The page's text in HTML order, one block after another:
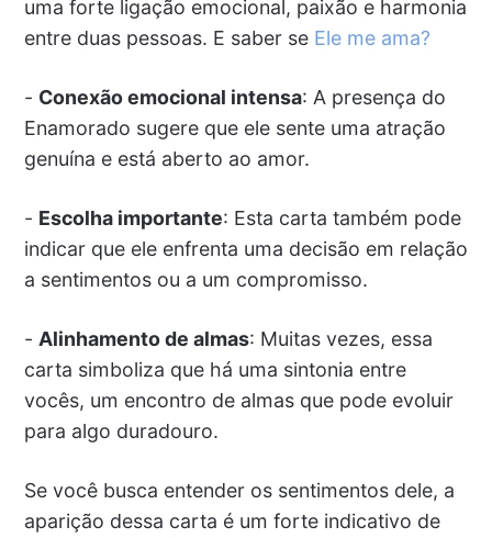
uma forte ligação emocional, paixão e harmonia
entre duas pessoas. E saber se Ele me ama?
- Conexão emocional intensa: A presença do
Enamorado sugere que ele sente uma atração
genuína e está aberto ao amor.
- Escolha importante: Esta carta também pode
indicar que ele enfrenta uma decisão em relação
a sentimentos ou a um compromisso.
- Alinhamento de almas: Muitas vezes, essa
carta simboliza que há uma sintonia entre
vocês, um encontro de almas que pode evoluir
para algo duradouro.
Se você busca entender os sentimentos dele, a
aparição dessa carta é um forte indicativo de